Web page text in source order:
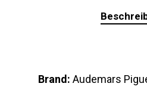
Brand: Audemars